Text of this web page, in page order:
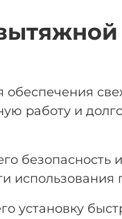
обеспечения
работу и
безопасность
использования
установку